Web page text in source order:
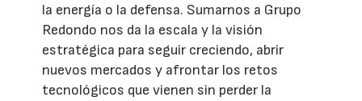
la energía o la defensa. Sumarnos a Grupo
Redondo nos da la escala y la visión
estratégica para seguir creciendo, abrir
nuevos mercados y afrontar los retos
tecnológicos que vienen sin perder la